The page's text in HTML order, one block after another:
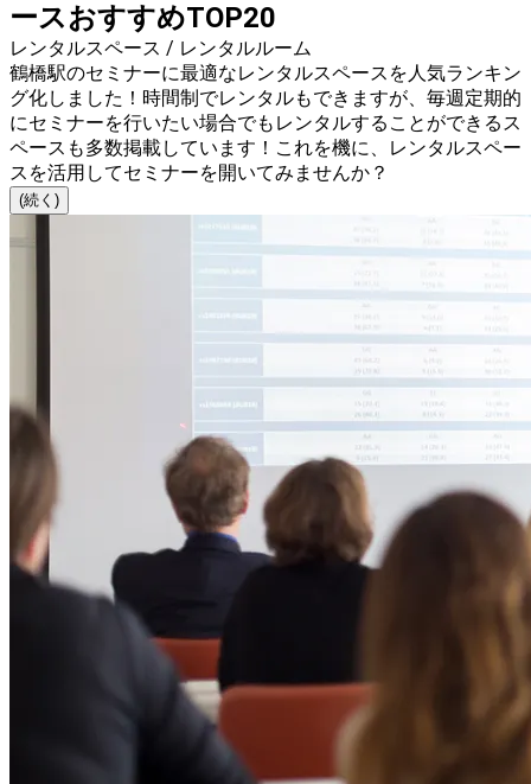
ースおすすめTOP20
レンタルスペース / レンタルルーム
鶴橋駅のセミナーに最適なレンタルスペースを人気ランキン
グ化しました！時間制でレンタルもできますが、毎週定期的
にセミナーを行いたい場合でもレンタルすることができるス
ペースも多数掲載しています！これを機に、レンタルスペー
スを活用してセミナーを開いてみませんか？
(続く)